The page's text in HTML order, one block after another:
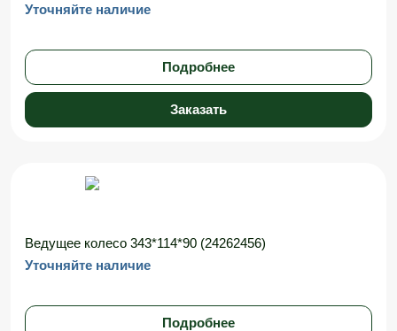
Уточняйте наличие
Подробнее
Заказать
Ведущее колесо 343*114*90 (24262456)
Уточняйте наличие
Подробнее